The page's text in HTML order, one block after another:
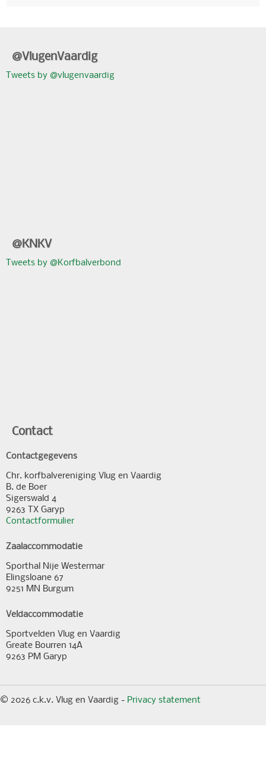
@VlugenVaardig
Tweets by @vlugenvaardig
@KNKV
Tweets by @Korfbalverbond
Contact
Contactgegevens
Chr. korfbalvereniging Vlug en Vaardig
B. de Boer
Sigerswald 4
9263 TX Garyp
Contactformulier
Zaalaccommodatie
Sporthal Nije Westermar
Elingsloane 67
9251 MN Burgum
Veldaccommodatie
Sportvelden Vlug en Vaardig
Greate Bourren 14A
9263 PM Garyp
© 2026 c.k.v. Vlug en Vaardig - Privacy statement